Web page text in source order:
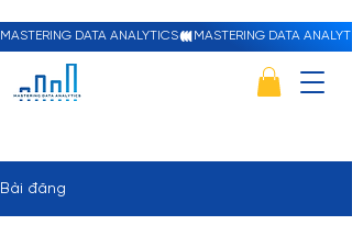
MASTERING DATA ANALYTICS
Bài đăng